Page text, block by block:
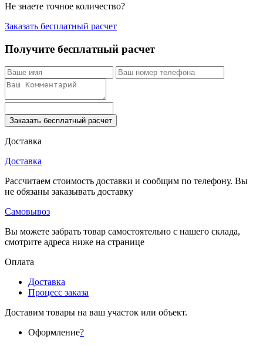
Не знаете точное количество?
Заказать бесплатный расчет
Получите бесплатный расчет
Заказать бесплатный расчет
Доставка
Доставка
Рассчитаем стоимость доставки и сообщим по телефону. Вы
не обязаны заказывать доставку
Самовывоз
Вы можете забрать товар самостоятельно с нашего склада,
смотрите адреса ниже на странице
Оплата
Доставка
Процесс заказа
Доставим товары на ваш участок или объект.
Оформление?